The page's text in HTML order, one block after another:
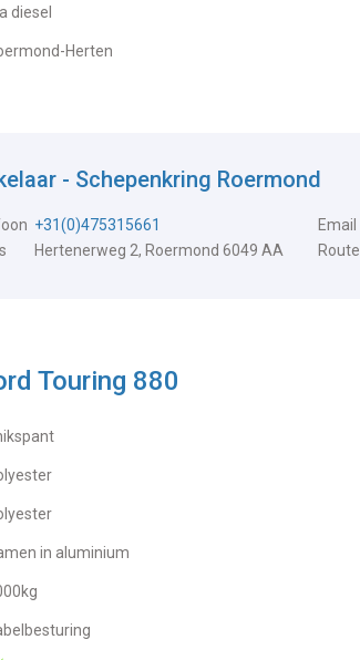
diesel
Herten
- Schepenkring Roermond
+31(0)475315661 Email
Hertenerweg 2, Roermond 6049 AA Route
Touring 880
in aluminium